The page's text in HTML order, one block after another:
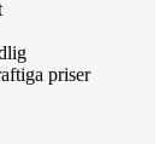
priser